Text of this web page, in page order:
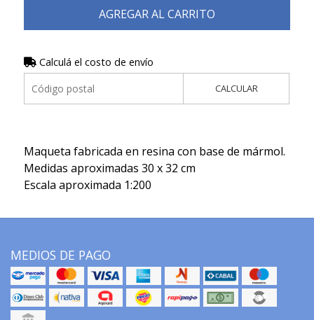
AGREGAR AL CARRITO
Calculá el costo de envío
CALCULAR
Maqueta fabricada en resina con base de mármol.
Medidas aproximadas 30 x 32 cm
Escala aproximada 1:200
MEDIOS DE PAGO